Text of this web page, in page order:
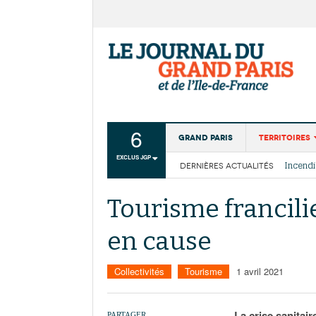
6
EXCLUS JGP
Grand Paris Territoires
Institutions
DERNIÈRES ACTUALITÉS
La
Les
Tourisme
en cause
Collectivités Tourisme 1 avril 2021